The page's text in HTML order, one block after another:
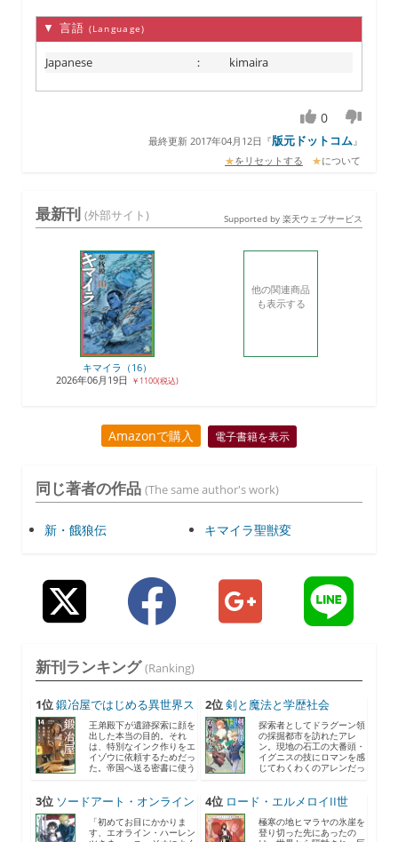
▼ 言語 (Language)
Japanese ： kimaira
0
最終更新 2017年04月12日 『版元ドットコム』
★をリセットする ★について
最新刊 (外部サイト) Supported by 楽天ウェブサービス
キマイラ（16）
2026年06月19日
￥1100(税込)
他の関連商品
も表示する
Amazonで購入 電子書籍を表示
同じ著者の作品 (The same author's work)
新・餓狼伝 キマイラ聖獣変
新刊ランキング (Ranking)
1位鍛冶屋ではじめる異世界ス
ロ...
王弟殿下が遺跡探索に顔を
出した本当の目的。それ
は、特別なインク作りをエ
イゾウに依頼するためだっ
た。帝国へ送る密書に使う
2位剣と魔法と学歴社会
8 〜...
探索者としてドラグーン領
の採掘都市を訪れたアレ
ン。現地の石工の大番頭・
イグニスの技にロマンを感
じてわくわくのアレンだっ
3位 ソードアート・オンライン
2...
「初めてお目にかかりま
す、エオライン・ハーレン
4位 ロード・エルメロイII世
の...
極寒の地ヒマラヤの氷崖を
登り切った先にあったの